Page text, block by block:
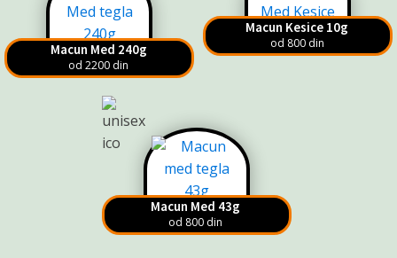
Macun Med 240g
od 2200 din
Macun Kesice 10g
od 800 din
Macun Med 43g
od 800 din